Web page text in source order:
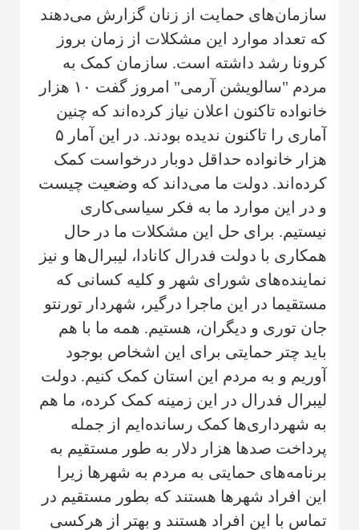
سازمان‌های حمایت از زنان گزارش می‌دهند
که تعداد موارد این مشکلات از زمان بروز
کرونا رشد داشته است. سازمان کمک به
مردم "سالویشن آرمی" امروز گفت ۱۰ هزار
خانواده تاکنون اعلان نیاز کرده‌اند که چنین
آماری را تاکنون ندیده بودند. در این آمار ۵
هزار خانواده حداقل دوبار درخواست کمک
کرده‌اند. دولت ما می‌داند که وضعیت چیست
و در این موارد ما به فکر سیاسی‌کاری
نیستیم. برای حل این مشکلات ما در حال
همکاری با دولت فدرال کانادا، لیبرال‌ها و نیز
نماینده‌های شورای شهر و کلیه کسانی که
مستقیما در این ماجرا درگیر، شهردار تورنتو
جان توری و دیگران، هستیم. همه ما با هم
باید چتر حمایتی برای این اشخاص بوجود
آوریم و به مردم این استان کمک کنیم. دولت
لیبرال فدرال در این زمینه کمک کرده، ما هم
به شهرداری‌ها کمک رسانده‌ایم از جمله
پرداخت صدها هزار دلار به طور مستقیم به
برنامه‌های حمایتی به مردم به شهرها زیرا
این افراد شهرها هستند که بطور مستقیم در
تماس با این افراد هستند و بهتر از هرکسی